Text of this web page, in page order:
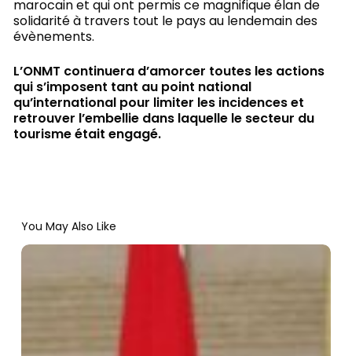
marocain et qui ont permis ce magnifique élan de
solidarité à travers tout le pays au lendemain des
évènements.
L’ONMT continuera d’amorcer toutes les actions
qui s’imposent tant au point national
qu’international pour limiter les incidences et
retrouver l’embellie dans laquelle le secteur du
tourisme était engagé.
You May Also Like